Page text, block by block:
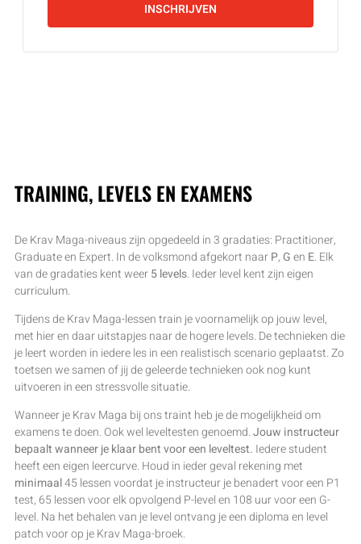
INSCHRIJVEN
TRAINING, LEVELS EN EXAMENS
De Krav Maga-niveaus zijn opgedeeld in 3 gradaties: Practitioner,
Graduate en Expert. In de volksmond afgekort naarP, Gen E. Elk
van de gradaties kent weer5 levels. Ieder level kent zijn eigen
curriculum.
Tijdens de Krav Maga-lessen train je voornamelijk op jouw level,
met hier en daar uitstapjes naar de hogere levels. De technieken die
je leert worden in iedere les in een realistisch scenario geplaatst. Zo
toetsen we samen of jij de geleerde technieken ook nog kunt
uitvoeren in een stressvolle situatie.
Wanneer je Krav Maga bij ons traint heb je de mogelijkheid om
examens te doen. Ook wel leveltesten genoemd.Jouw instructeur
bepaalt wanneer je klaar bent voor een leveltest. Iedere student
heeft een eigen leercurve. Houd in ieder geval rekening met
minimaal45 lessen voordat je instructeur je benadert voor een P1
test, 65 lessen voor elk opvolgend P-level en 108 uur voor een G-
level. Na het behalen van je level ontvang je een diploma en level
patch voor op je Krav Maga-broek.